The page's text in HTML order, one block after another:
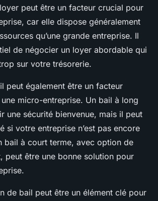
peut être un facteur crucial pour
car elle dispose généralement
qu’une grande entreprise. Il
de négocier un loyer abordable qui
sur votre trésorerie.
peut également être un facteur
micro-entreprise. Un bail à long
une sécurité bienvenue, mais il peut
si votre entreprise n’est pas encore
bail à court terme, avec option de
peut être une bonne solution pour
de bail peut être un élément clé pour